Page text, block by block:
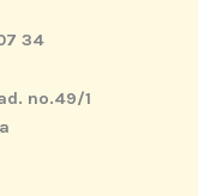
34
no.49/1